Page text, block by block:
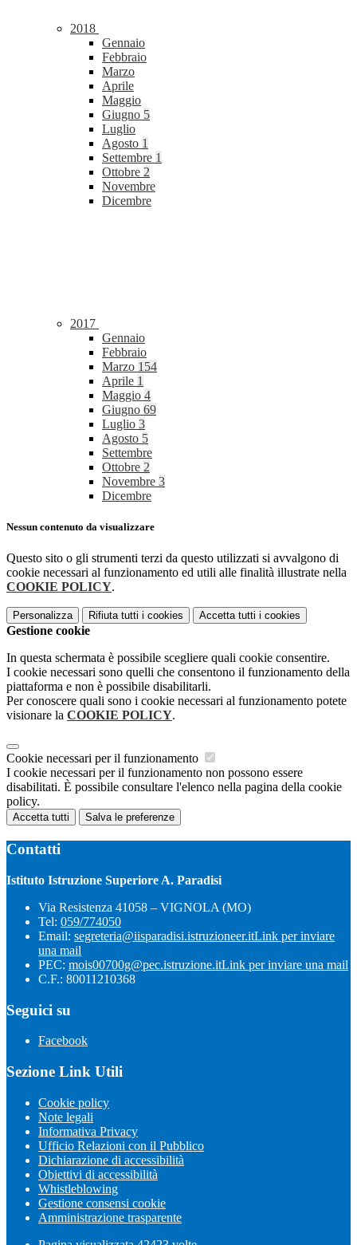
2018
Gennaio
Febbraio
Marzo
Aprile
Maggio
Giugno 5
Luglio
Agosto 1
Settembre 1
Ottobre 2
Novembre
Dicembre
2017
Gennaio
Febbraio
Marzo 154
Aprile 1
Maggio 4
Giugno 69
Luglio 3
Agosto 5
Settembre
Ottobre 2
Novembre 3
Dicembre
Nessun contenuto da visualizzare
Questo sito o gli strumenti terzi da questo utilizzati si avvalgono di
cookie necessari al funzionamento ed utili alle finalità illustrate nella
COOKIE POLICY.
Personalizza Rifiuta tutti i cookies Accetta tutti i cookies
Gestione cookie
In questa schermata è possibile scegliere quali cookie consentire.
I cookie necessari sono quelli che consentono il funzionamento della
piattaforma e non è possibile disabilitarli.
Per conoscere quali sono i cookie necessari al funzionamento potete
visionare la COOKIE POLICY.
Cookie necessari per il funzionamento
I cookie necessari per il funzionamento non possono essere
disabilitati. È possibile consultare l'elenco nella pagina della cookie
policy.
Accetta tutti Salva le preferenze
Contatti
Istituto Istruzione Superiore A. Paradisi
Via Resistenza 41058 – VIGNOLA (MO)
Tel: 059/774050
Email: segreteria@iisparadisi.istruzioneer.itLink per inviare
una mail
PEC: mois00700g@pec.istruzione.itLink per inviare una mail
C.F.: 80011210368
Seguici su
Facebook
Sezione Link Utili
Cookie policy
Note legali
Informativa Privacy
Ufficio Relazioni con il Pubblico
Dichiarazione di accessibilità
Obiettivi di accessibilità
Whistleblowing
Gestione consensi cookie
Amministrazione trasparente